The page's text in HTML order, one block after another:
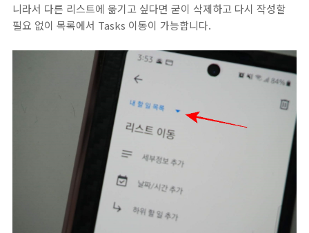
니라서 다른 리스트에 옮기고 싶다면 굳이 삭제하고 다시 작성할
필요 없이 목록에서 Tasks 이동이 가능합니다.